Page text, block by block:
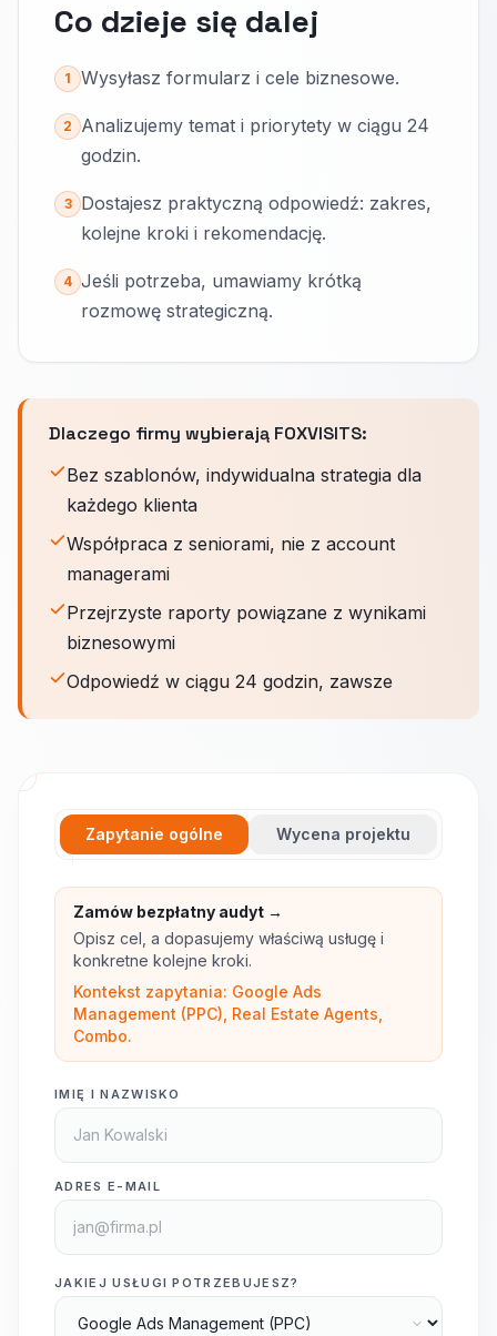
Co dzieje się dalej
1 Wysyłasz formularz i cele biznesowe.
2
Analizujemy temat i priorytety w ciągu 24
godzin.
3
Dostajesz praktyczną odpowiedź: zakres,
kolejne kroki i rekomendację.
4 Jeśli potrzeba, umawiamy krótką
rozmowę strategiczną.
Dlaczego firmy wybierają FOXVISITS:
Bez szablonów, indywidualna strategia dla
każdego klienta
Współpraca z seniorami, nie z account
managerami
Przejrzyste raporty powiązane z wynikami
biznesowymi
Odpowiedź w ciągu 24 godzin, zawsze
Zapytanie ogólne Wycena projektu
Zamów bezpłatny audyt →
Opisz cel, a dopasujemy właściwą usługę i
konkretne kolejne kroki.
Kontekst zapytania: Google Ads
Management (PPC), Real Estate Agents,
Combo.
IMIĘ I NAZWISKO
ADRES E-MAIL
JAKIEJ USŁUGI POTRZEBUJESZ?